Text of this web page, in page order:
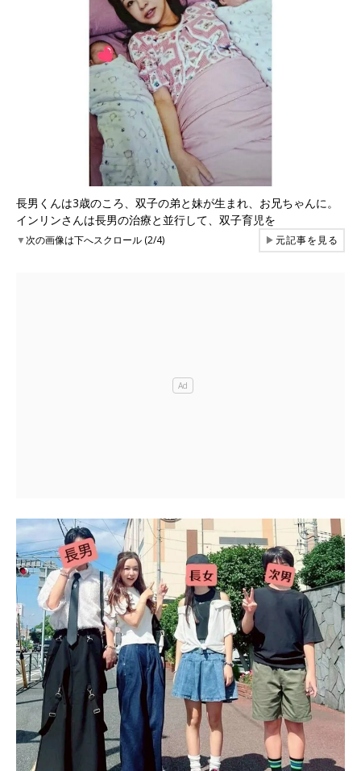
長男くんは3歳のころ、双子の弟と妹が生まれ、お兄ちゃんに。
インリンさんは長男の治療と並行して、双子育児を
▼次の画像は下へスクロール (2/4) ▶元記事を見る